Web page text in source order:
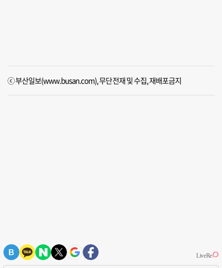
ⓒ 부산일보(www.busan.com), 무단전재 및 수집, 재배포금지